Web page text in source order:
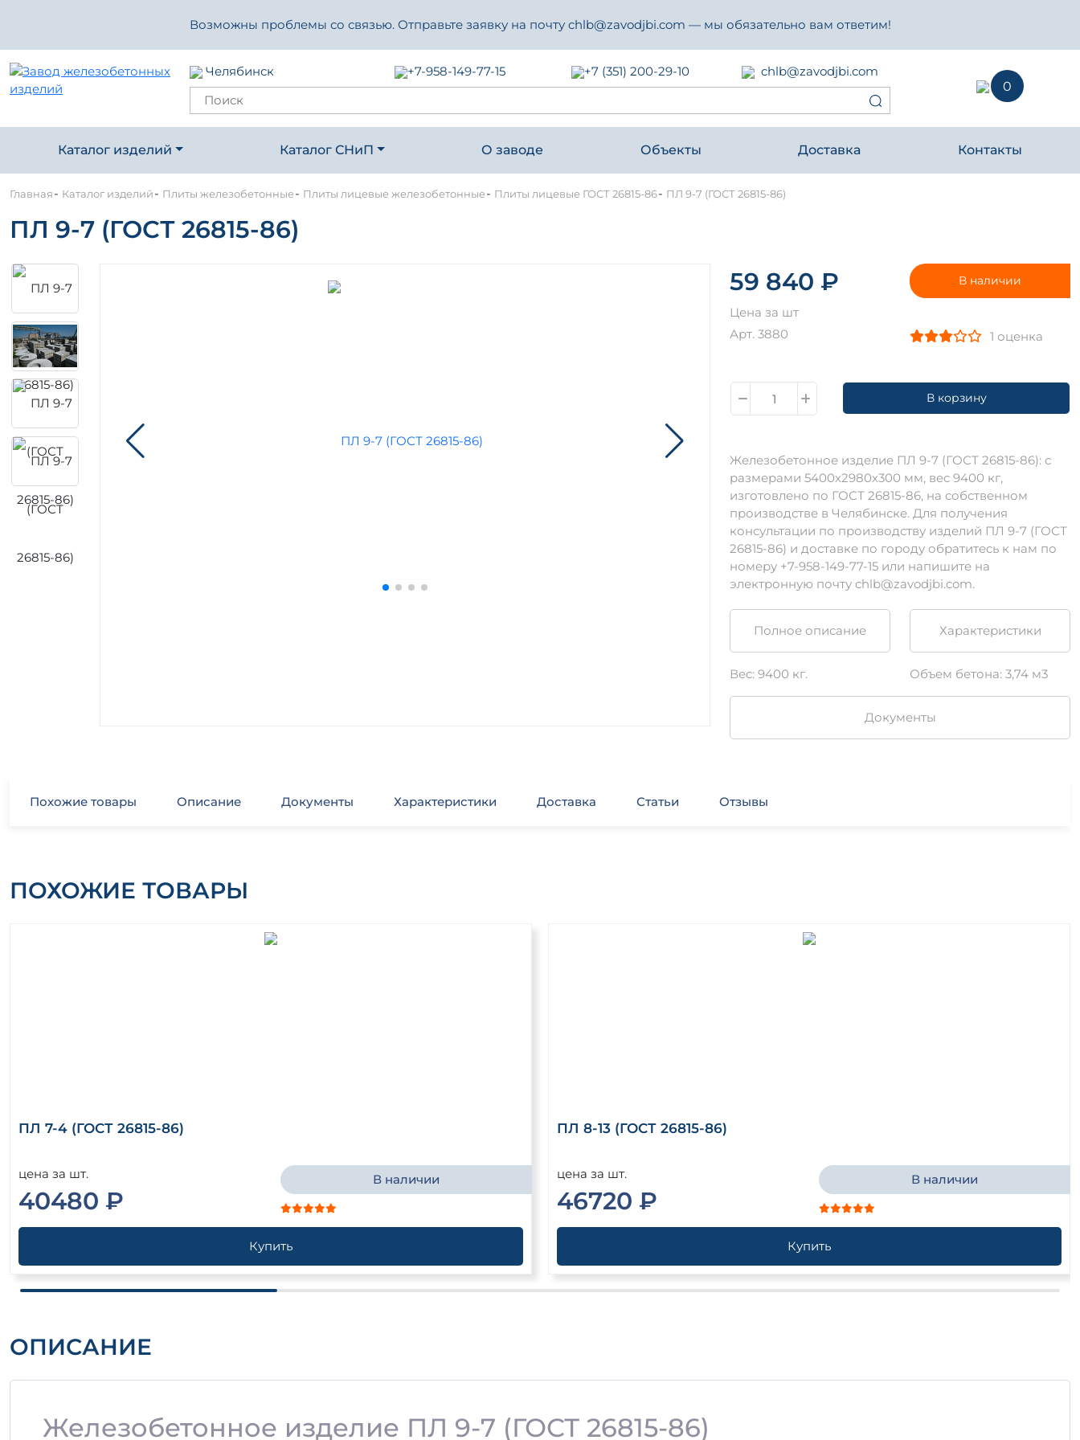
Возможны проблемы со связью. Отправьте заявку на почту chlb@zavodjbi.com — мы обязательно вам ответим!
Челябинск +7-958-149-77-15 +7 (351) 200-29-10
chlb@zavodjbi.com
0
Каталог изделий Каталог СНиП О заводе Объекты Доставка Контакты
Главная- Каталог изделий- Плиты железобетонные- Плиты лицевые железобетонные- Плиты лицевые ГОСТ 26815-86- ПЛ 9-7 (ГОСТ 26815-86)
ПЛ 9-7 (ГОСТ 26815-86)
59 840 ₽
Цена за шт
Арт. 3880
В наличии
1 оценка
В корзину
Железобетонное изделие ПЛ 9-7 (ГОСТ 26815-86): с
размерами 5400х2980х300 мм, вес 9400 кг,
изготовлено по ГОСТ 26815-86, на собственном
производстве в Челябинске. Для получения
консультации по производству изделий ПЛ 9-7 (ГОСТ
26815-86) и доставке по городу обратитесь к нам по
номеру +7-958-149-77-15 или напишите на
электронную почту chlb@zavodjbi.com.
Полное описание Характеристики
Вес: 9400 кг. Объем бетона: 3,74 м3
Документы
Похожие товары Описание Документы Характеристики Доставка Статьи Отзывы
ПОХОЖИЕ ТОВАРЫ
ПЛ 7-4 (ГОСТ 26815-86)
цена за шт.
40480 ₽
В наличии
Купить
ПЛ 8-13 (ГОСТ 26815-86)
цена за шт.
46720 ₽
В наличии
Купить
ОПИСАНИЕ
Железобетонное изделие ПЛ 9-7 (ГОСТ 26815-86)